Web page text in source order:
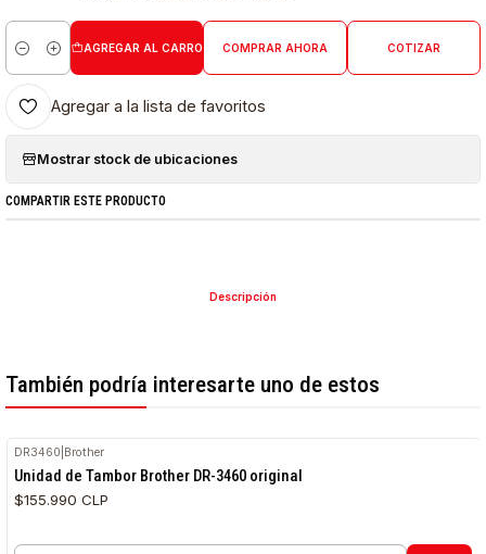
Cantidad
AGREGAR AL CARRO COMPRAR AHORA COTIZAR
Agregar a la lista de favoritos
Mostrar stock de ubicaciones
COMPARTIR ESTE PRODUCTO
Descripción
También podría interesarte uno de estos
DR3460 Brother
Unidad de Tambor Brother DR-3460 original
$155.990 CLP